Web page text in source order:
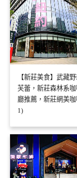
【新莊美食】武藏
芙蕾，新莊森林系
廳推薦，新莊網美
1)